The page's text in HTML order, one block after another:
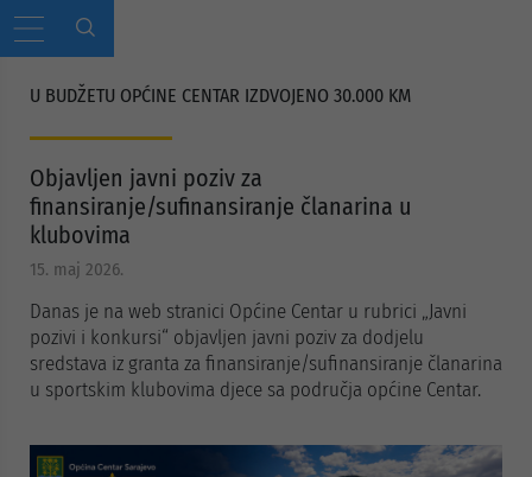
U BUDŽETU OPĆINE CENTAR IZDVOJENO 30.000 KM
Objavljen javni poziv za
finansiranje/sufinansiranje članarina u
klubovima
15. maj 2026.
Danas je na web stranici Općine Centar u rubrici „Javni
pozivi i konkursi“ objavljen javni poziv za dodjelu
sredstava iz granta za finansiranje/sufinansiranje članarina
u sportskim klubovima djece sa područja općine Centar.